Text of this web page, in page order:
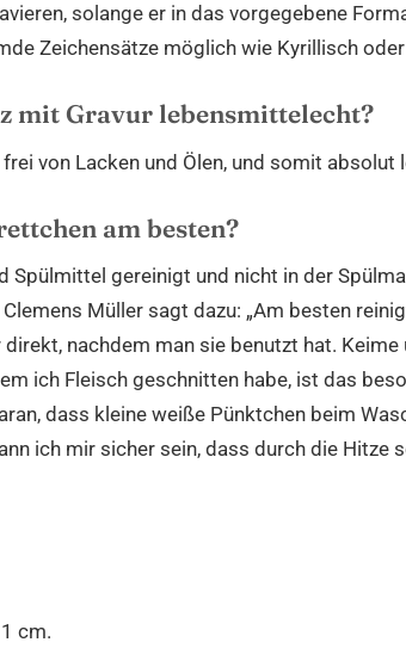
solange er in das vorgegebene
Zeichensätze möglich wie Kyrillisch
mit Gravur lebensmittelecht?
von Lacken und Ölen, und somit absolut
am besten?
Spülmittel gereinigt und nicht in der
Müller sagt dazu: „Am besten
nachdem man sie benutzt hat.
ich Fleisch geschnitten habe, ist das
dass kleine weiße Pünktchen beim
ich mir sicher sein, dass durch die Hitze
cm.